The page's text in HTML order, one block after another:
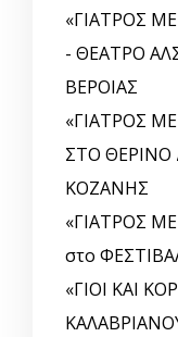
«ΓΙΑΤΡΟΣ
- ΘΕΑΤΡΟ
ΒΕΡΟΙΑΣ
«ΓΙΑΤΡΟΣ
ΣΤΟ
ΚΟΖΑΝΗΣ
«ΓΙΑΤΡΟΣ
στο
«ΓΙΟΙ ΚΑΙ